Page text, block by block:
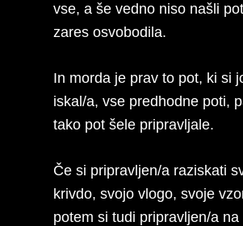
vse, a še vedno niso našli
zares osvobodila.
In morda je prav to pot, ki si
iskal/a, vse predhodne poti,
tako pot šele pripravljale.
Če si pripravljen/a raziskati
krivdo, svojo vlogo, svoje
potem si tudi pripravljen/a na